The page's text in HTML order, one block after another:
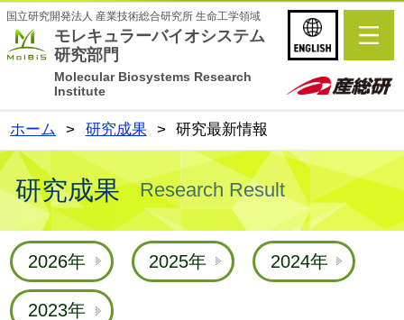
国立研究開発法人 産業技術総合研究所 生命工学領域
モレキュラーバイオシステム
研究部門
Molecular Biosystems Research
Institute
English
ホーム > 研究成果 > 研究最新情報
研究成果Research Result
2026年 2025年 2024年
2023年